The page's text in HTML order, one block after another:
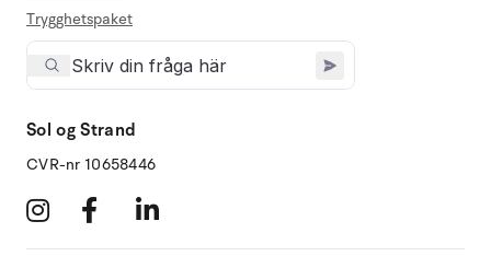
Trygghetspaket
Sol og Strand
CVR-nr 10658446